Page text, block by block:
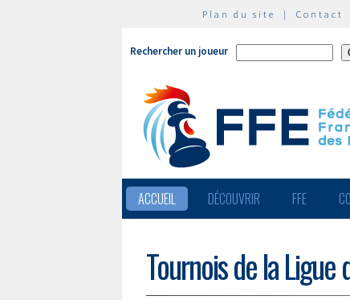
Plan du site | Contact
Rechercher un joueur
ACCUEIL DÉCOUVRIR FFE
Tournois de la Ligue